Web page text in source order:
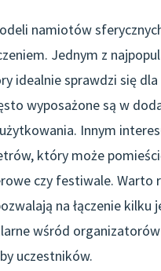
namiotów
Jednym z
idealnie sprawdzi się
wyposażone są w
Innym
który może
czy festiwale.
na łączenie
wśród
uczestników.